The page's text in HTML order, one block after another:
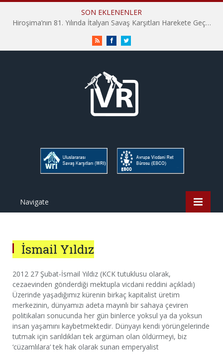
SON EKLENENLER
Hiroşima’nın 81. Yılında İtalyan Savaş Karşıtları Harekete Geçti: “Hatırlamak yeterli değil”
RSS FacebookTwitter
Navigate
İsmail Yıldız
2012 27 Şubat-İsmail Yıldız (KCK tutuklusu olarak,
cezaevinden gönderdiği mektupla vicdani reddini açıkladı)
Üzerinde yaşadığımız kürenin birkaç kapitalist üretim
merkezinin, dünyamızı adeta mayınlı bir sahaya çeviren
politikaları sonucunda her gün binlerce yoksul ya da yoksun
insan yaşamını kaybetmektedir. Dünyayı kendi yörüngelerinde
tutmak için sarıldıkları tek argüman olan öldürmeyi, biz
‘cüzamlılara’ tek hak olarak sunan emperyalist